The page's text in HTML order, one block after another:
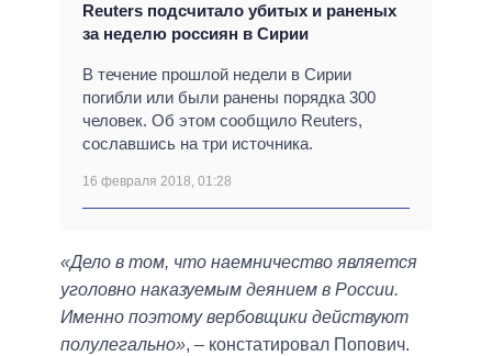
Reuters подсчитало убитых и раненых
за неделю россиян в Сирии
В течение прошлой недели в Сирии
погибли или были ранены порядка 300
человек. Об этом сообщило Reuters,
сославшись на три источника.
16 февраля 2018, 01:28
«Дело в том, что наемничество является
уголовно наказуемым деянием в России.
Именно поэтому вербовщики действуют
полулегально», – констатировал Попович.